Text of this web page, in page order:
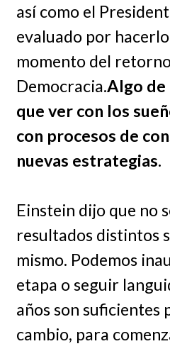
así como el
evaluado por
momento del
Democracia.Algo
que ver con los
con procesos de
nuevas estrategias.
Einstein dijo que no
resultados distintos
mismo. Podemos
etapa o seguir
años son suficientes
cambio, para